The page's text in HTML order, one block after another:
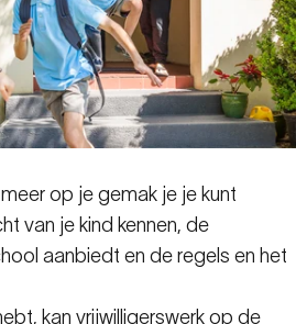
op je gemak je je kunt
van je kind kennen, de
aanbiedt en de regels en het
kan vrijwilligerswerk op de